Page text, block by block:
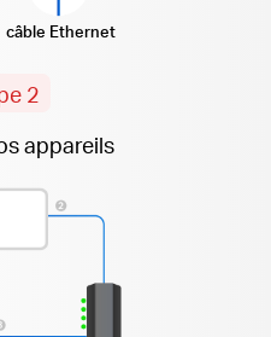
câble Ethernet
2
appareils